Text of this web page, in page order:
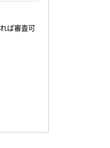
ば審査可